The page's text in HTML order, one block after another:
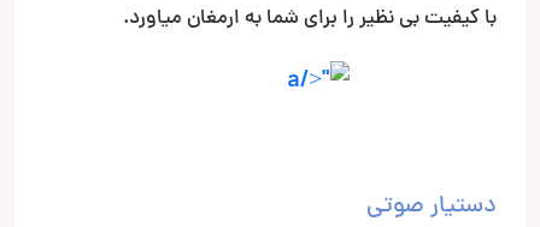
با کیفیت بی نظیر را برای شما به ارمغان میاورد.
دستیار صوتی